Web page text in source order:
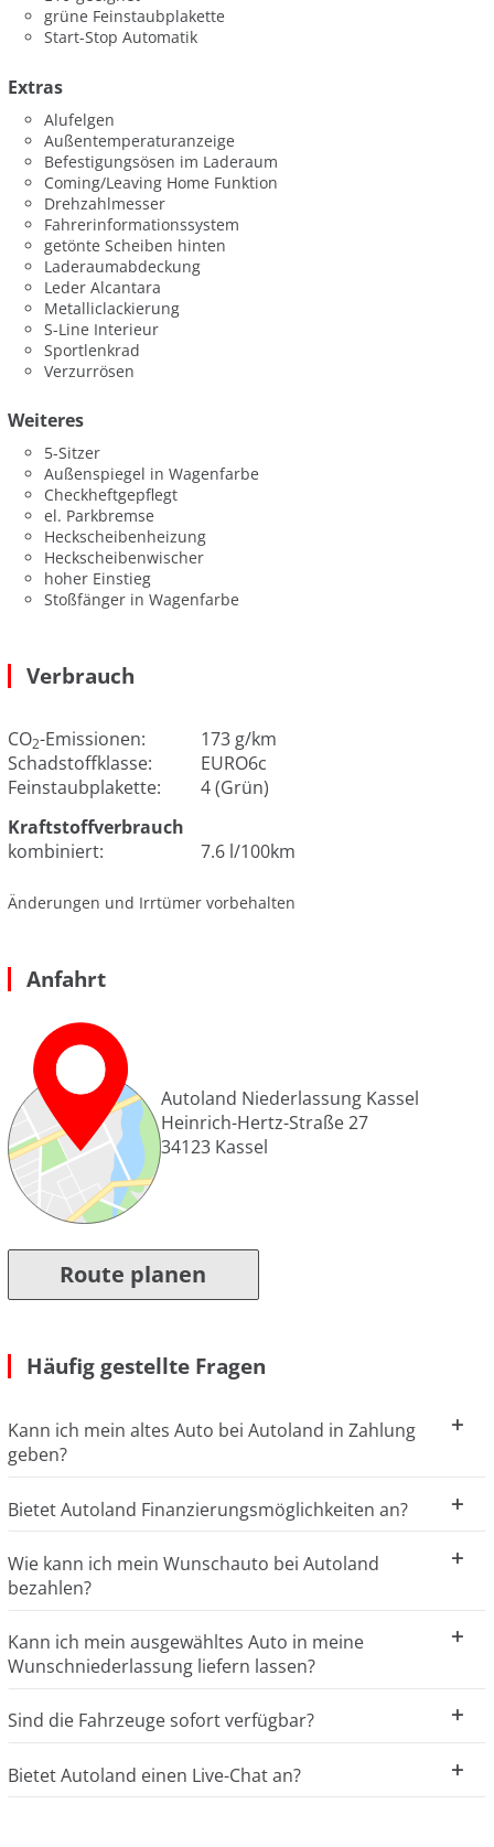
grüne Feinstaubplakette
Start-Stop Automatik
Extras
Alufelgen
Außentemperaturanzeige
Befestigungsösen im Laderaum
Coming/Leaving Home Funktion
Drehzahlmesser
Fahrerinformationssystem
getönte Scheiben hinten
Laderaumabdeckung
Leder Alcantara
Metalliclackierung
S-Line Interieur
Sportlenkrad
Verzurrösen
Weiteres
5-Sitzer
Außenspiegel in Wagenfarbe
Checkheftgepflegt
el. Parkbremse
Heckscheibenheizung
Heckscheibenwischer
hoher Einstieg
Stoßfänger in Wagenfarbe
Verbrauch
CO2-Emissionen:
173 g/km
Schadstoffklasse:
EURO6c
Feinstaubplakette:
4 (Grün)
Kraftstoffverbrauch
kombiniert:
7.6 l/100km
Änderungen und Irrtümer vorbehalten
Anfahrt
Autoland Niederlassung Kassel
Heinrich-Hertz-Straße 27
34123 Kassel
Route planen
Häufig gestellte Fragen
Kann ich mein altes Auto bei Autoland in Zahlung
geben?
Bietet Autoland Finanzierungsmöglichkeiten an?
Wie kann ich mein Wunschauto bei Autoland
bezahlen?
Kann ich mein ausgewähltes Auto in meine
Wunschniederlassung liefern lassen?
Sind die Fahrzeuge sofort verfügbar?
Bietet Autoland einen Live-Chat an?